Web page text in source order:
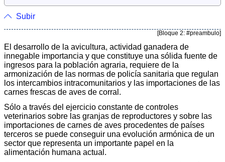
Subir
[Bloque 2: #preambulo]
El desarrollo de la avicultura, actividad ganadera de
innegable importancia y que constituye una sólida fuente de
ingresos para la población agraria, requiere de la
armonización de las normas de policía sanitaria que regulan
los intercambios intracomunitarios y las importaciones de las
carnes frescas de aves de corral.
Sólo a través del ejercicio constante de controles
veterinarios sobre las granjas de reproductores y sobre las
importaciones de carnes de aves procedentes de países
terceros se puede conseguir una evolución armónica de un
sector que representa un importante papel en la
alimentación humana actual.